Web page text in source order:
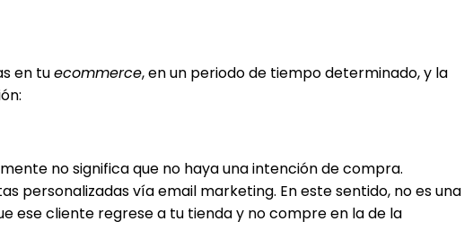
en tuecommerce, en un periodo de tiempo determinado, y la
no significa que no haya una intención de compra.
personalizadas vía email marketing. En este sentido, no es una
ese cliente regrese a tu tienda y no compre en la de la